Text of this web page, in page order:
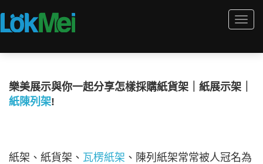
樂美展示與你一起分享怎樣採購紙貨架｜紙展示架｜
紙陳列架!
紙架、紙貨架、 瓦楞紙架 、陳列紙架常常被人冠名為